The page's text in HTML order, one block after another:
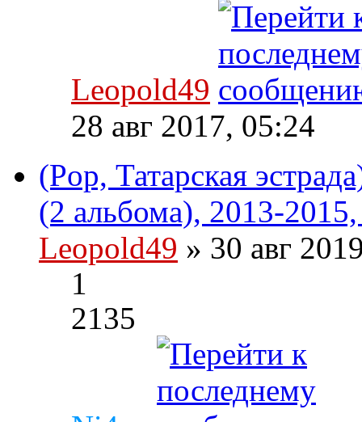
Leopold49
28 авг 2017, 05:24
(Pop, Татарская
(2 альбома), 2013-
Leopold49 » 30 авг
1
2135